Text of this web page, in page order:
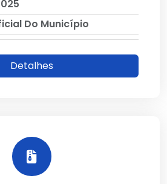
Do Município
Detalhes